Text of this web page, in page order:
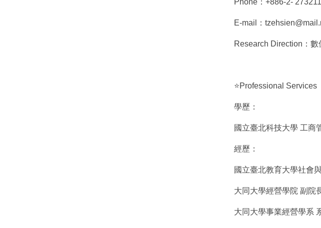
Phone：+886-2-
E-mail：
Research Direction：
⭐Professional Services
學歷：
國立臺北科技大學 工商
經歷：
國立臺北教育大學社會
大同大學經營學院 副院
大同大學事業經營學系